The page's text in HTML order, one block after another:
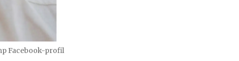
Facebook-profil